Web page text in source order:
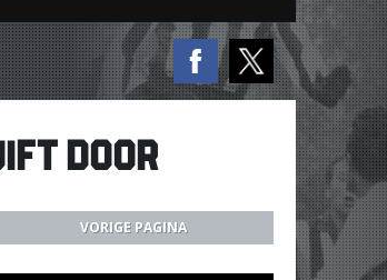
DOOR
VORIGE PAGINA